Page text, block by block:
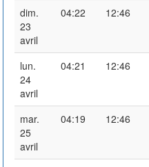
dim.
23
avril
04:22 12:46
lun.
24
avril
04:21 12:46
mar.
25
avril
04:19 12:46